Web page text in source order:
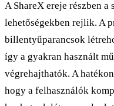
A ShareX ereje részben a
lehetőségekben rejlik. A
billentyűparancsok
így a gyakran használt
végrehajthatók. A
hogy a felhasználók